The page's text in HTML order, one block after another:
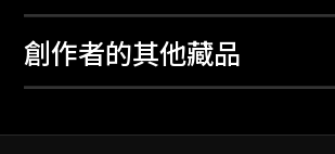
創作者的其他藏品